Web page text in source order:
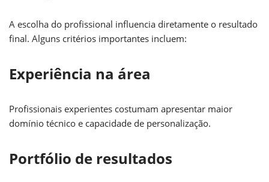
A escolha do profissional influencia diretamente o resultado
final. Alguns critérios importantes incluem:
Experiência na área
Profissionais experientes costumam apresentar maior
domínio técnico e capacidade de personalização.
Portfólio de resultados